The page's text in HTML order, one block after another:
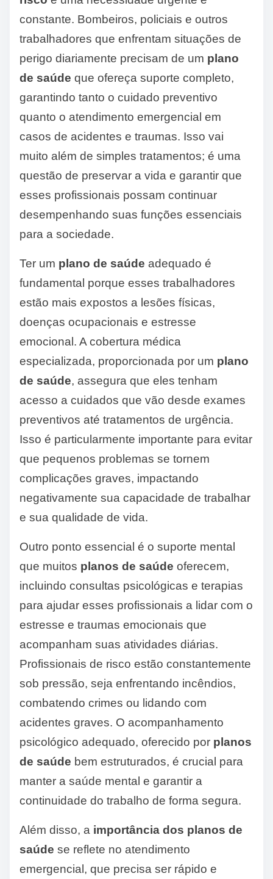
constante. Bombeiros, policiais e outros
trabalhadores que enfrentam situações de
perigo diariamente precisam de um plano
de saúde que ofereça suporte completo,
garantindo tanto o cuidado preventivo
quanto o atendimento emergencial em
casos de acidentes e traumas. Isso vai
muito além de simples tratamentos; é uma
questão de preservar a vida e garantir que
esses profissionais possam continuar
desempenhando suas funções essenciais
para a sociedade.
Ter um plano de saúde adequado é
fundamental porque esses trabalhadores
estão mais expostos a lesões físicas,
doenças ocupacionais e estresse
emocional. A cobertura médica
especializada, proporcionada por um plano
de saúde, assegura que eles tenham
acesso a cuidados que vão desde exames
preventivos até tratamentos de urgência.
Isso é particularmente importante para evitar
que pequenos problemas se tornem
complicações graves, impactando
negativamente sua capacidade de trabalhar
e sua qualidade de vida.
Outro ponto essencial é o suporte mental
que muitos planos de saúde oferecem,
incluindo consultas psicológicas e terapias
para ajudar esses profissionais a lidar com o
estresse e traumas emocionais que
acompanham suas atividades diárias.
Profissionais de risco estão constantemente
sob pressão, seja enfrentando incêndios,
combatendo crimes ou lidando com
acidentes graves. O acompanhamento
psicológico adequado, oferecido por planos
de saúde bem estruturados, é crucial para
manter a saúde mental e garantir a
continuidade do trabalho de forma segura.
Além disso, a importância dos planos de
saúde se reflete no atendimento
emergencial, que precisa ser rápido e